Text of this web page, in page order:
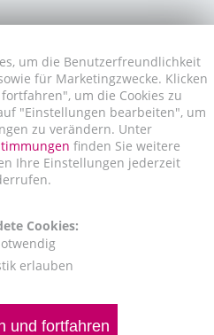
um die Benutzerfreundlichkeit
für Marketingzwecke. Klicken
um die Cookies zu
"Einstellungen bearbeiten", um
zu verändern. Unter
finden Sie weitere
Ihre Einstellungen jederzeit
Cookies:
erlauben
und fortfahren